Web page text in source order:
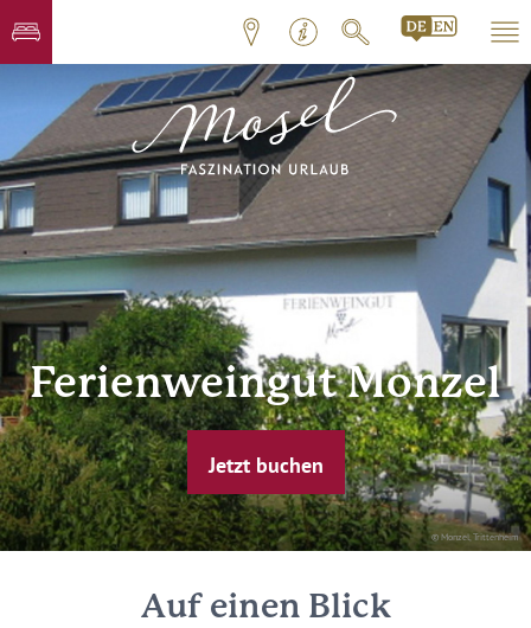
© Monzel, Trittenheim
Ferienweingut Monzel
Jetzt buchen
Auf einen Blick